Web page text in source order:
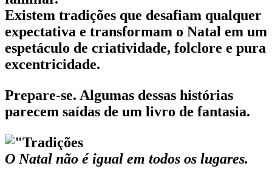
Existem tradições que desafiam qualquer
expectativa e transformam o Natal em um
espetáculo de criatividade, folclore e pura
excentricidade.
Prepare-se. Algumas dessas histórias
parecem saídas de um livro de fantasia.
O Natal não é igual em todos os lugares.